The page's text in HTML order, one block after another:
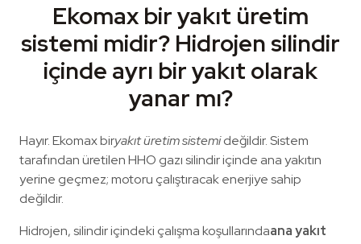
Ekomax bir yakıt üretim
sistemi midir? Hidrojen silindir
içinde ayrı bir yakıt olarak
yanar mı?
Hayır. Ekomax biryakıt üretim sistemideğildir. Sistem
tarafından üretilen HHO gazı silindir içinde ana yakıtın
yerine geçmez; motoru çalıştıracak enerjiye sahip
değildir.
Hidrojen, silindir içindeki çalışma koşullarındaana yakıt